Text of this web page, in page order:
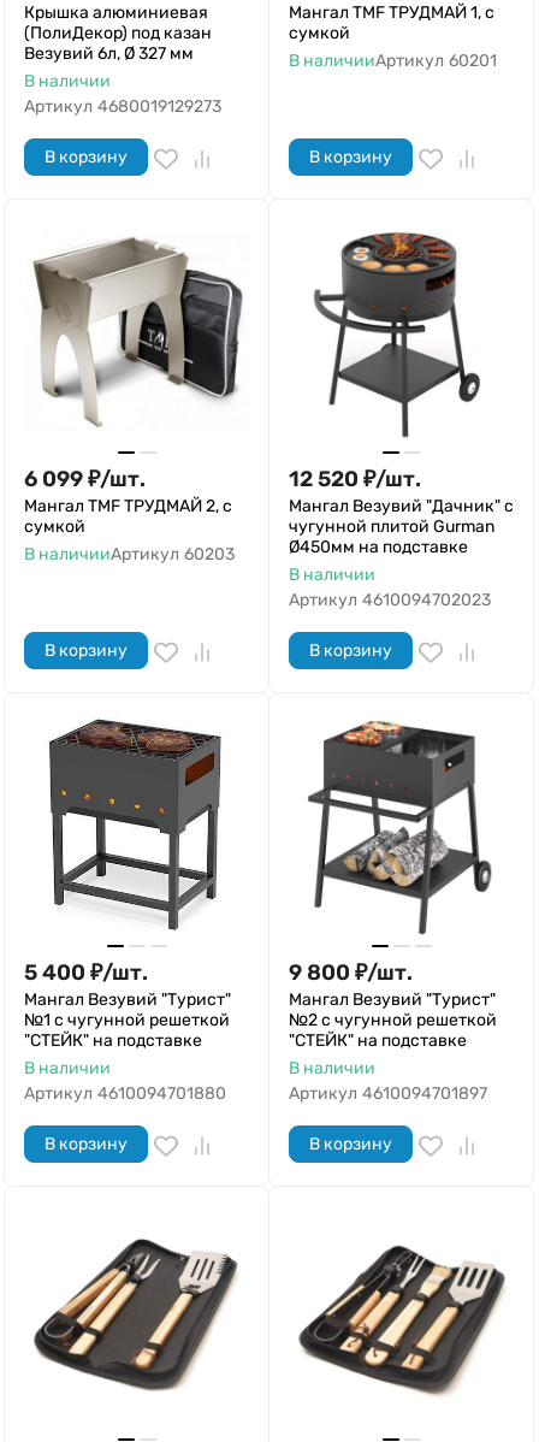
Крышка алюминиевая
(ПолиДекор) под казан
Везувий 6л, Ø 327 мм
В наличии
Артикул 4680019129273
В корзину
Мангал TMF ТРУДМАЙ 1, с
сумкой
В наличииАртикул 60201
В корзину
6 099₽/шт.
Мангал TMF ТРУДМАЙ 2, с
сумкой
В наличииАртикул 60203
В корзину
12 520 ₽/шт.
Мангал Везувий "Дачник" с
чугунной плитой Gurman
Ø450мм на подставке
В наличии
Артикул 4610094702023
В корзину
5 400 ₽/шт.
Мангал Везувий "Турист"
№1 с чугунной решеткой
"СТЕЙК" на подставке
В наличии
Артикул 4610094701880
В корзину
9 800 ₽/шт.
Мангал Везувий "Турист"
№2 с чугунной решеткой
"СТЕЙК" на подставке
В наличии
Артикул 4610094701897
В корзину